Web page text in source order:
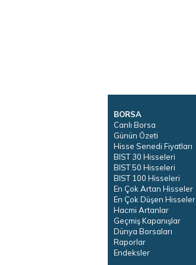
BORSA
Canlı Borsa
Günün Özeti
Hisse Senedi Fiyatları
BIST 30 Hisseleri
BIST 50 Hisseleri
BIST 100 Hisseleri
En Çok Artan Hisseler
En Çok Düşen Hisseler
Hacmi Artanlar
Geçmiş Kapanışlar
Dünya Borsaları
Raporlar
Endeksler